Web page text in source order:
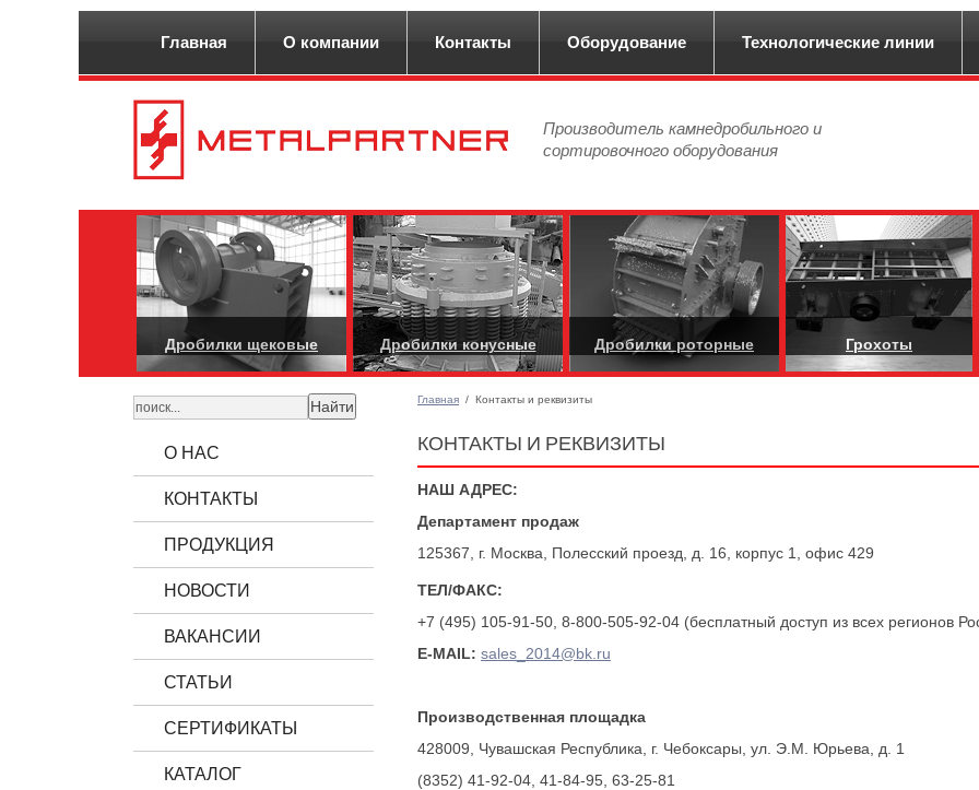
Главная О компании Контакты Оборудование Технологические линии
Производитель камнедробильного и
сортировочного оборудования
Дробилки щековые Дробилки конусные Дробилки роторные Грохоты
Главная / Контакты и реквизиты
КОНТАКТЫ И РЕКВИЗИТЫ
НАШ АДРЕС:
Департамент продаж
125367, г. Москва, Полесский проезд, д. 16, корпус 1, офис 429
ТЕЛ/ФАКС:
+7 (495) 105-91-50, 8-800-505-92-04 (бесплатный доступ из всех регионов
E-MAIL: sales_2014@bk.ru
Производственная площадка
428009, Чувашская Республика, г. Чебоксары, ул. Э.М. Юрьева, д. 1
(8352) 41-92-04, 41-84-95, 63-25-81
О НАС
КОНТАКТЫ
ПРОДУКЦИЯ
НОВОСТИ
ВАКАНСИИ
СТАТЬИ
СЕРТИФИКАТЫ
КАТАЛОГ